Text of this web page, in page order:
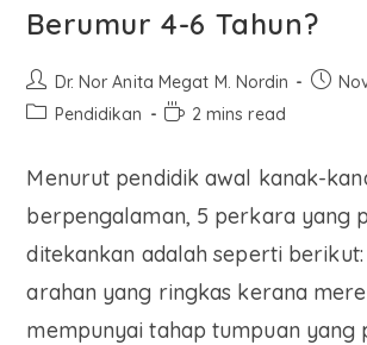
Berumur 4-6 Tahun?
Dr. Nor Anita Megat M. Nordin
Pendidikan
2 mins read
Menurut pendidik awal kanak-
berpengalaman, 5 perkara yang
ditekankan adalah seperti
arahan yang ringkas kerana
mempunyai tahap tumpuan yang